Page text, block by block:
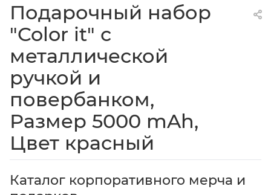
Подарочный набор
"Color it" с
металлической
ручкой и
повербанком,
Размер 5000 mAh,
Цвет красный
Каталог корпоративного мерча и